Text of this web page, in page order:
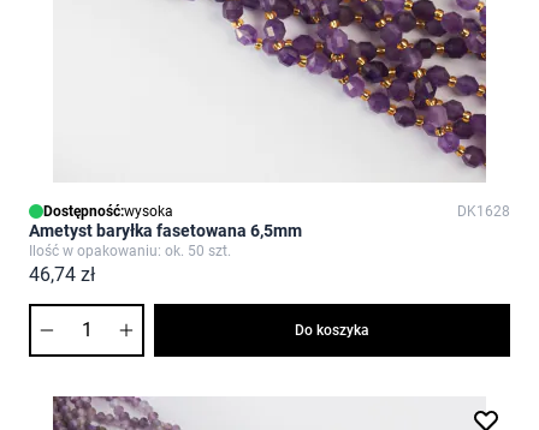
Dostępność:wysoka DK1628
Ametyst baryłka fasetowana 6,5mm
Ilość w opakowaniu: ok. 50 szt.
46,74 zł
Do koszyka